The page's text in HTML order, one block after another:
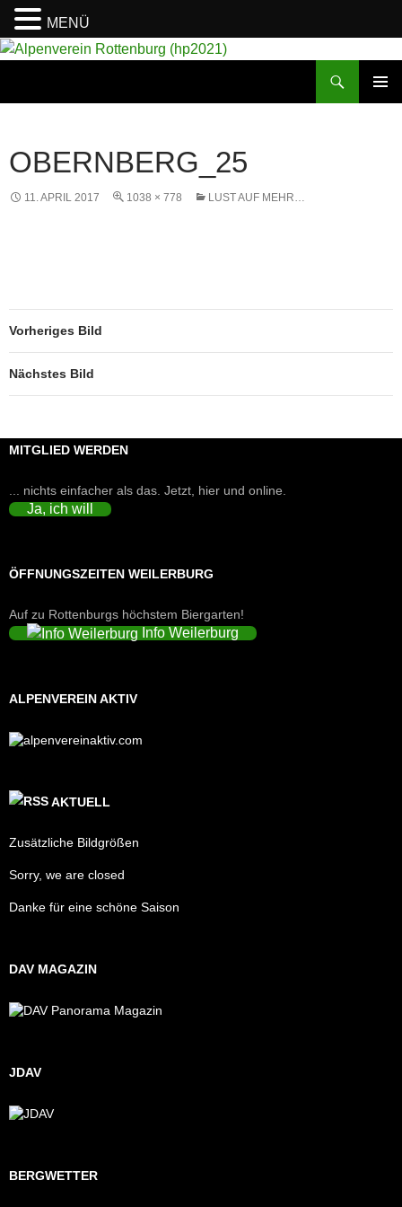
OBERNBERG_25
11. APRIL 2017 1038 × 778 LUST AUF MEHR…
Vorheriges Bild
Nächstes Bild
MITGLIED WERDEN
... nichts einfacher als das. Jetzt, hier und online.
Ja, ich will
ÖFFNUNGSZEITEN WEILERBURG
Auf zu Rottenburgs höchstem Biergarten!
Info Weilerburg
ALPENVEREIN AKTIV
AKTUELL
Zusätzliche Bildgrößen
Sorry, we are closed
Danke für eine schöne Saison
DAV MAGAZIN
JDAV
BERGWETTER
MENÜ